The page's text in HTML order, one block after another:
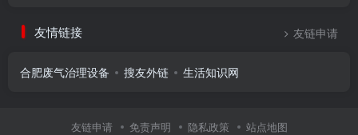
友情链接 友链申请
合肥废气治理设备 搜友外链 生活知识网
友链申请 免责声明 隐私政策 站点地图